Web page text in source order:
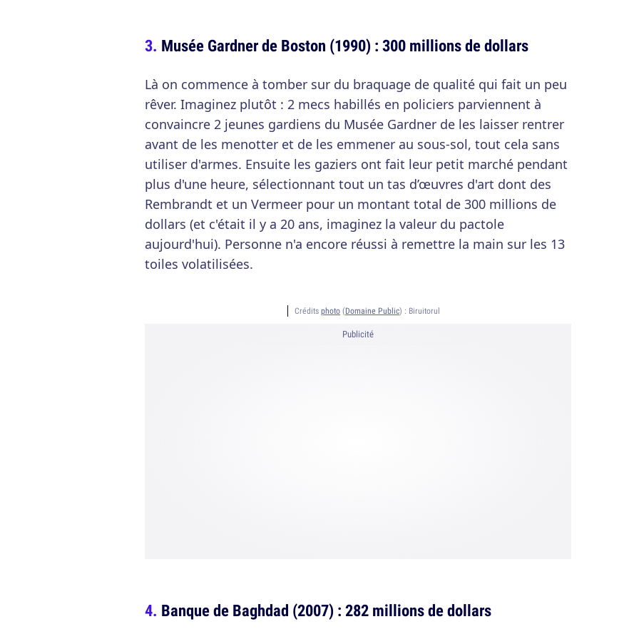
Musée Gardner de Boston (1990) : 300 millions de dollars
Là on commence à tomber sur du braquage de qualité qui fait un peu
rêver. Imaginez plutôt : 2 mecs habillés en policiers parviennent à
convaincre 2 jeunes gardiens du Musée Gardner de les laisser rentrer
avant de les menotter et de les emmener au sous-sol, tout cela sans
utiliser d'armes. Ensuite les gaziers ont fait leur petit marché pendant
plus d'une heure, sélectionnant tout un tas d’œuvres d'art dont des
Rembrandt et un Vermeer pour un montant total de 300 millions de
dollars (et c'était il y a 20 ans, imaginez la valeur du pactole
aujourd'hui). Personne n'a encore réussi à remettre la main sur les 13
toiles volatilisées.
Crédits photo (Domaine Public) : Biruitorul
Publicité
Banque de Baghdad (2007) : 282 millions de dollars